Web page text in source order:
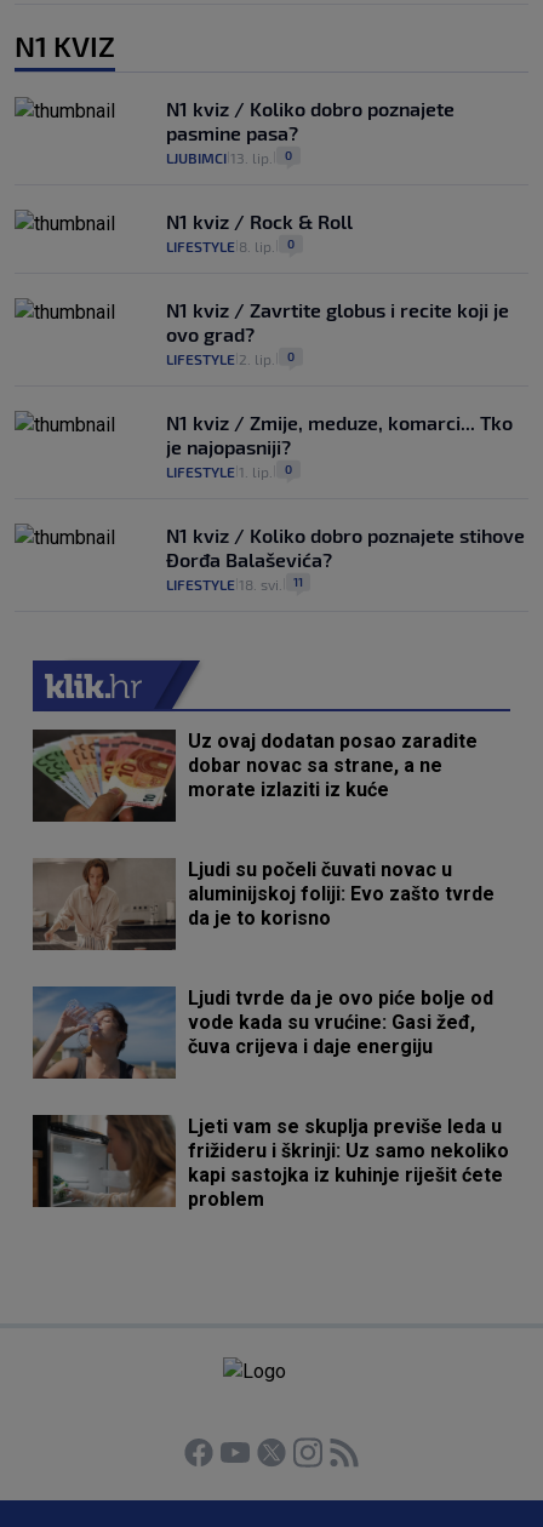
N1 KVIZ
N1 kviz / Koliko dobro poznajete
pasmine pasa?
LJUBIMCI 13. lip. 0
N1 kviz / Rock & Roll
LIFESTYLE 8. lip. 0
N1 kviz / Zavrtite globus i recite koji je
ovo grad?
LIFESTYLE 2. lip. 0
N1 kviz / Zmije, meduze, komarci... Tko
je najopasniji?
LIFESTYLE 1. lip. 0
N1 kviz / Koliko dobro poznajete stihove
Đorđa Balaševića?
LIFESTYLE 18. svi. 11
Uz ovaj dodatan posao zaradite
dobar novac sa strane, a ne
morate izlaziti iz kuće
Ljudi su počeli čuvati novac u
aluminijskoj foliji: Evo zašto tvrde
da je to korisno
Ljudi tvrde da je ovo piće bolje od
vode kada su vrućine: Gasi žeđ,
čuva crijeva i daje energiju
Ljeti vam se skuplja previše leda u
frižideru i škrinji: Uz samo nekoliko
kapi sastojka iz kuhinje riješit ćete
problem